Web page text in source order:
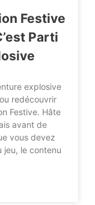
Festive
Parti
explosive
redécouvrir
Festive. Hâte
avant de
vous devez
jeu, le contenu